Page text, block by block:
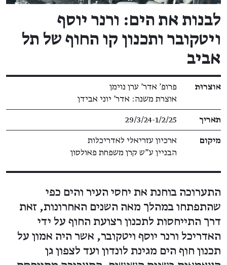
לבנות את הים: ורנר יוסף
ויטקובר ותכנון קו החוף של תל
אביב
פרטי תערוכה
אוצרוּת
פרופ' אדר' ערן נוימן
אוצרת משנה: אדר' יוני אבידן
תאריך 29/3/24​-​1/2/25
מיקום
ארכיון עזריאלי לאדריכלות
הבניין ע"ש קרן משפחת פאולסון
התערוכה בוחנת את יחסי העיר והים כפי
שהתפתחו במהלך מאה השנים האחרונות, זאת
דרך התייחסות לתכנון רצועת החוף על ידי
האדריכל ורנר יוסף ויטקובר, אשר היה אמון על
תכנון חוף הים מגינת לונדון ועד לצפון גן